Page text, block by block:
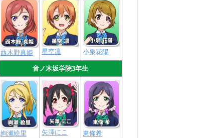
西木野真姫 星空凛 小泉花陽
音ノ木坂学院3年生
絢瀬絵里 矢澤にこ 東條希